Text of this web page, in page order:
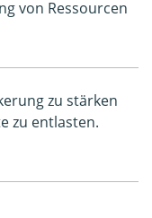
von Ressourcen
zu stärken
zu entlasten.